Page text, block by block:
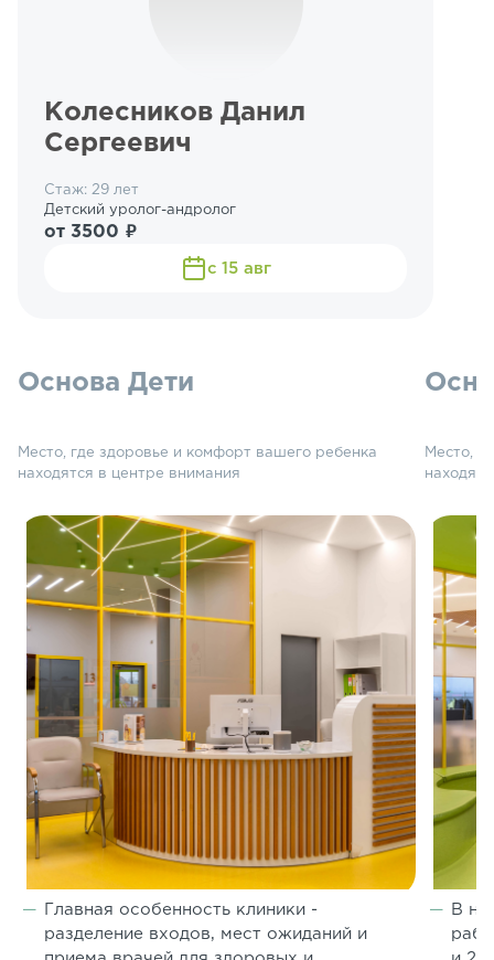
Колесников Данил
Сергеевич
Стаж: 29 лет
Детский уролог-андролог
от 3500 ₽
с 15 авг
Основа Дети
Место, где здоровье и комфорт вашего ребенка
находятся в центре внимания
Главная особенность клиники -
разделение входов, мест ожиданий и
Место,
В